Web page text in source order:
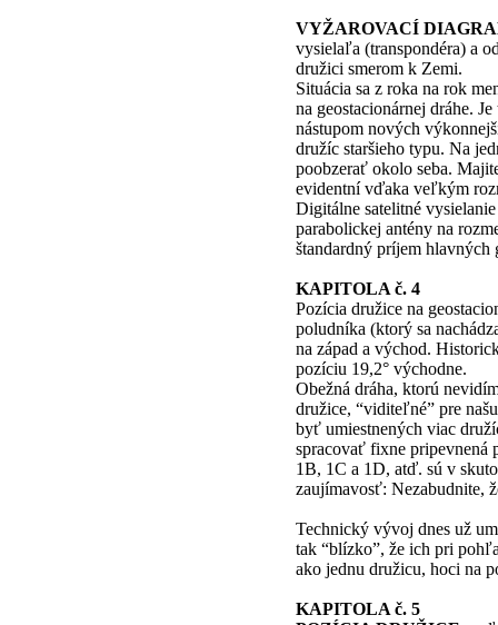
VYŽAROVACÍ
vysielaľa (transpondéra) a
družici smerom k Zemi.
Situácia sa z roka na rok
na geostacionárnej dráhe.
nástupom nových
družíc staršieho typu. Na
poobzerať okolo seba.
evidentní vďaka veľkým
Digitálne satelitné
parabolickej antény na
štandardný príjem hlavných
KAPITOLA č. 4
Pozícia družice na
poludníka (ktorý sa
na západ a východ.
pozíciu 19,2° východne.
Obežná dráha, ktorú
družice, “viditeľné” pre
byť umiestnených viac
spracovať fixne pripevnená
1B, 1C a 1D, atď. sú v
zaujímavosť: Nezabudnite,
Technický vývoj dnes už
tak “blízko”, že ich pri
ako jednu družicu, hoci na
KAPITOLA č. 5